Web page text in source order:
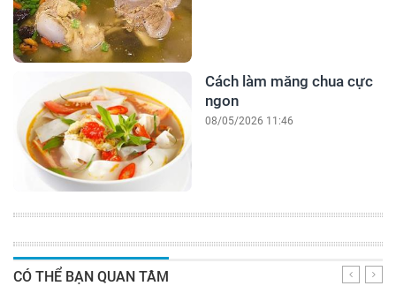
Cách làm măng chua cực
ngon
08/05/2026 11:46
CÓ THỂ BẠN QUAN TÂM